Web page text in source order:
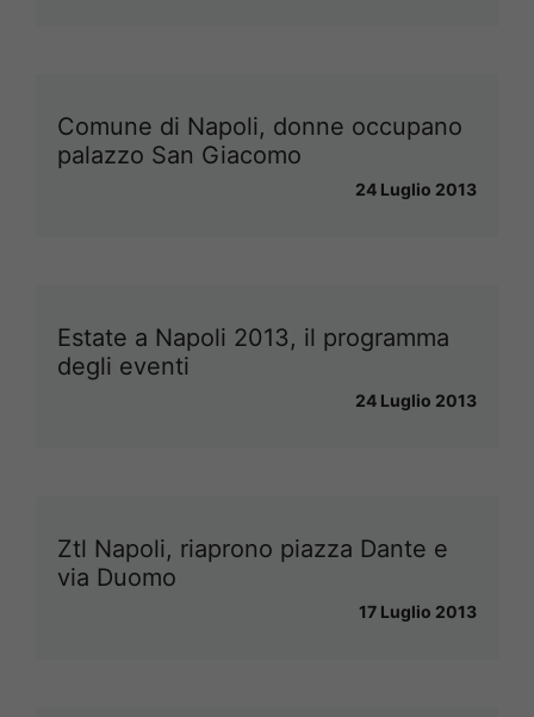
Comune di Napoli, donne occupano
palazzo San Giacomo
24 Luglio 2013
Estate a Napoli 2013, il programma
degli eventi
24 Luglio 2013
Ztl Napoli, riaprono piazza Dante e
via Duomo
17 Luglio 2013